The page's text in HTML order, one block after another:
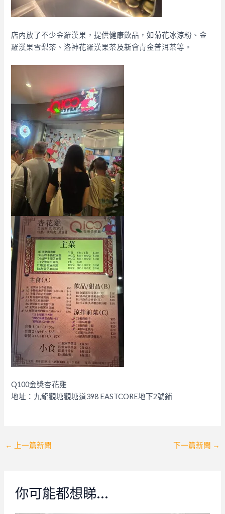
店內放了不少金羅漢果，提供健康飲品，如菊花冰涼粉、金
羅漢果雪梨茶、洛神花羅漢果茶及新會青金普洱茶等。
Q100金獎杏花雞
地址：九龍觀塘觀塘道398 EASTCORE地下2號鋪
Post
← 上一篇新聞 下一篇新聞 →
你可能都想睇…